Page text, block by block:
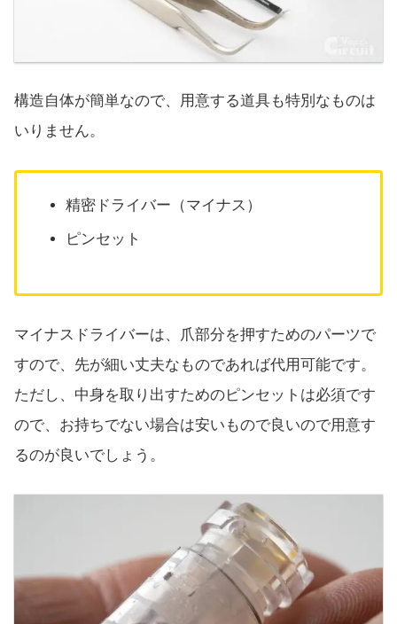
構造自体が簡単なので、用意する道具も特別なものは
いりません。
精密ドライバー（マイナス）
ピンセット
マイナスドライバーは、爪部分を押すためのパーツで
すので、先が細い丈夫なものであれば代用可能です。
ただし、中身を取り出すためのピンセットは必須です
ので、お持ちでない場合は安いもので良いので用意す
るのが良いでしょう。